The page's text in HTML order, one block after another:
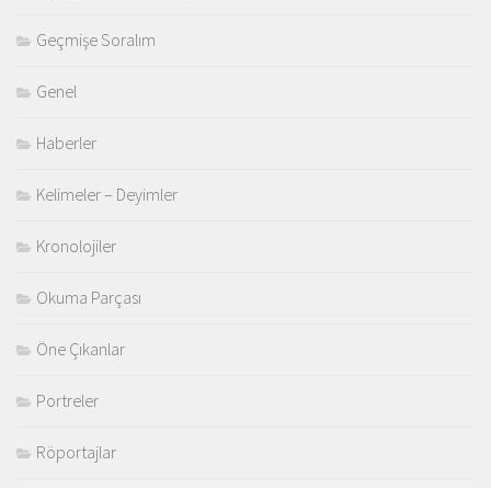
Geçmişe Soralım
Genel
Haberler
Kelimeler – Deyimler
Kronolojiler
Okuma Parçası
Öne Çıkanlar
Portreler
Röportajlar